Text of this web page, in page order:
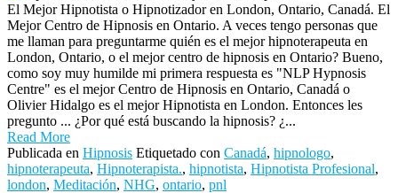
El Mejor Hipnotista o Hipnotizador en London, Ontario, Canadá. El
Mejor Centro de Hipnosis en Ontario. A veces tengo personas que
me llaman para preguntarme quién es el mejor hipnoterapeuta en
London, Ontario, o el mejor centro de hipnosis en Ontario? Bueno,
como soy muy humilde mi primera respuesta es "NLP Hypnosis
Centre" es el mejor Centro de Hipnosis en Ontario, Canadá o
Olivier Hidalgo es el mejor Hipnotista en London. Entonces les
pregunto ... ¿Por qué está buscando la hipnosis? ¿...
Read More
Publicada en Hipnosis Etiquetado con Canadá, hipnologo,
hipnoterapeuta, Hipnoterapista., hipnotista, Hipnotista Profesional,
london, Meditación, NHG, ontario, pnl